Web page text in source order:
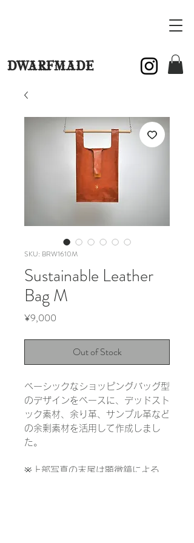
DWARFMADE
SKU: BRW1610M
Sustainable Leather
Bag M
¥9,000
Out of Stock
ベーシックなショッピングバッグ型
のデザインをベースに、デッドスト
ック素材、余り革、サンプル革など
の余剰素材を活用して作成しまし
た。
※上部写真の末尾は顕微鏡による